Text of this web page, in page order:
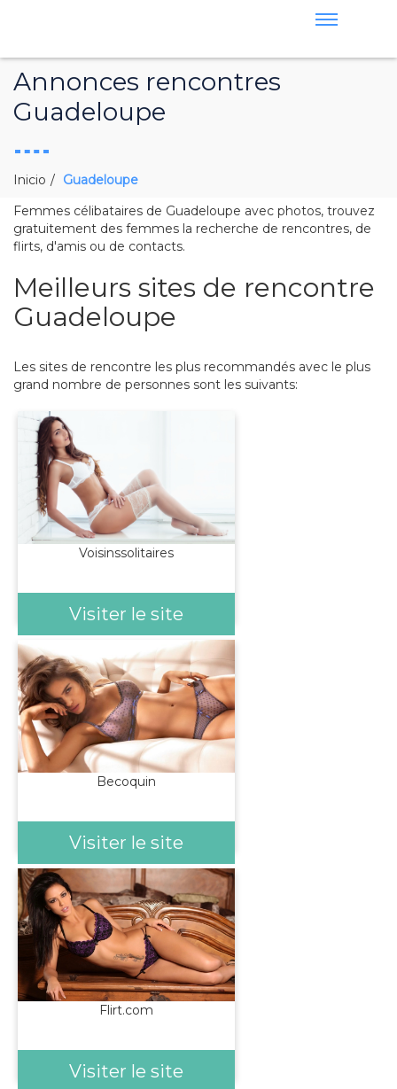
Annonces rencontres
Guadeloupe
Inicio
Guadeloupe
Femmes célibataires de Guadeloupe avec photos, trouvez
gratuitement des femmes la recherche de rencontres, de
flirts, d'amis ou de contacts.
Meilleurs sites de rencontre
Guadeloupe
Les sites de rencontre les plus recommandés avec le plus
grand nombre de personnes sont les suivants:
Voisinssolitaires
Visiter le site
Becoquin
Visiter le site
Flirt.com
Visiter le site